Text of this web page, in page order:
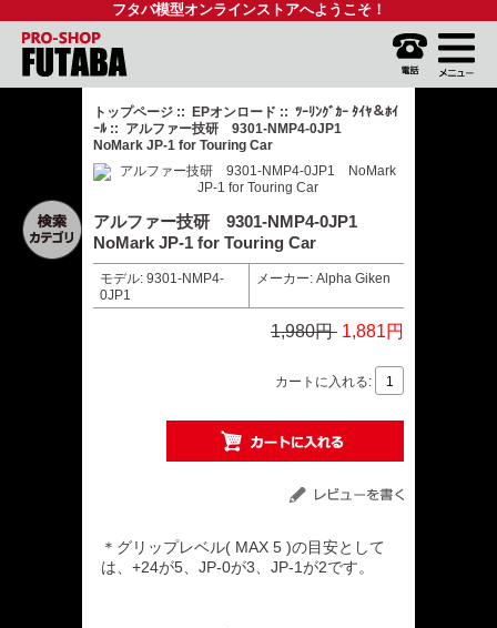
フタバ模型オンラインストアへようこそ！
トップページ :: EPオンロード :: ﾂｰﾘﾝｸﾞｶｰ ﾀｲﾔ＆ﾎｲ
ｰﾙ :: アルファー技研 9301-NMP4-0JP1
NoMark JP-1 for Touring Car
アルファー技研 9301-NMP4-0JP1
NoMark JP-1 for Touring Car
モデル: 9301-NMP4-
0JP1
メーカー: Alpha Giken
1,980円 1,881円
カートに入れる:
＊グリップレベル( MAX 5 )の目安として
は、+24が5、JP-0が3、JP-1が2です。